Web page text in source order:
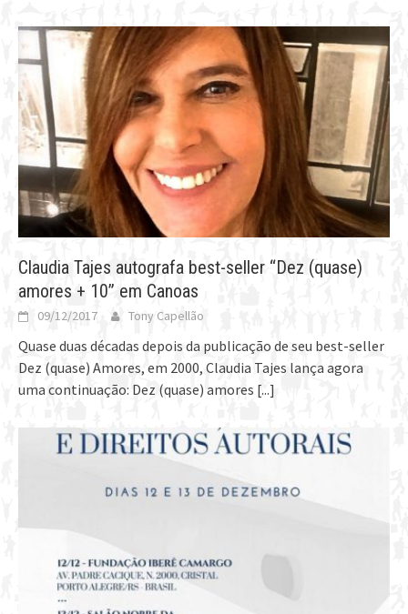
Claudia Tajes autografa best-seller “Dez (quase)
amores + 10” em Canoas
09/12/2017 Tony Capellão
Quase duas décadas depois da publicação de seu best-seller
Dez (quase) Amores, em 2000, Claudia Tajes lança agora
uma continuação: Dez (quase) amores [...]